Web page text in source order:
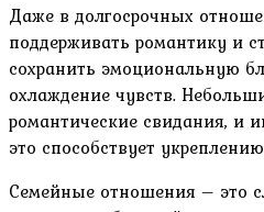
Даже в долгосрочных
поддерживать романтику и
сохранить эмоциональную
охлаждение чувств.
романтические свидания‚ и
это способствует
Семейные отношения – это